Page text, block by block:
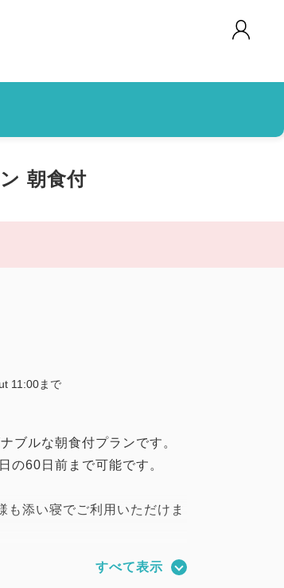
朝食付
11:00まで
ブルな朝食付プランです。
の60日前まで可能です。
添い寝でご利用いただけま
台のお部屋ではベッド幅
すべて表示